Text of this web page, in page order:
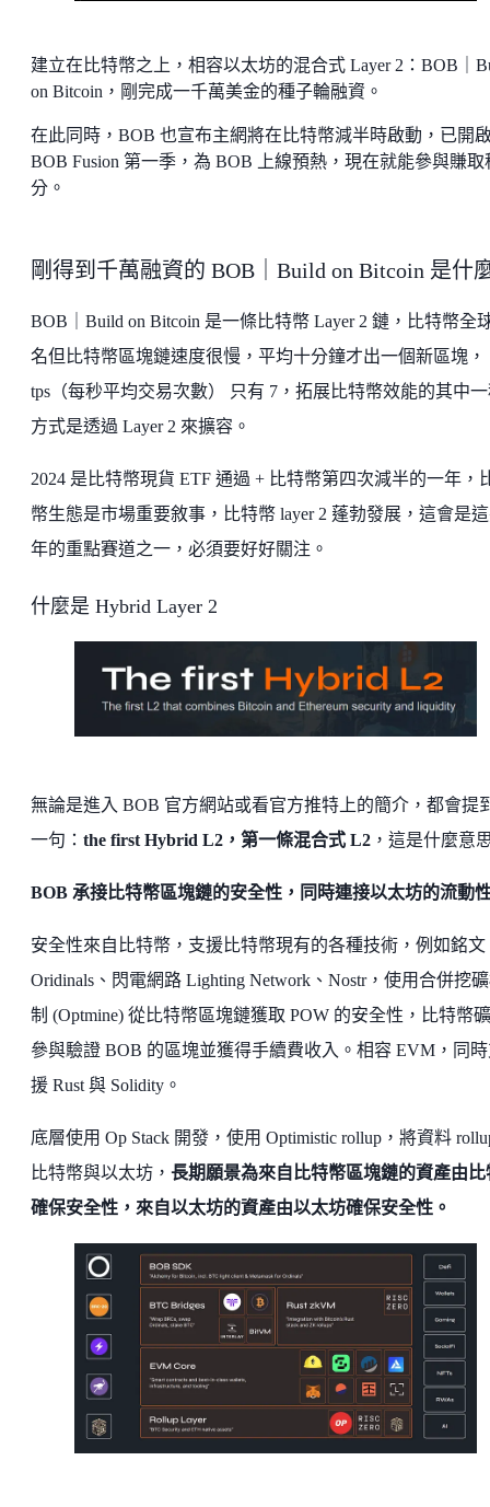
建立在比特幣之上，相容以太坊的混合式 Layer 2：BOB｜
on Bitcoin，剛完成一千萬美金的種子輪融資。
在此同時，BOB 也宣布主網將在比特幣減半時啟動，已開
BOB Fusion 第一季，為 BOB 上線預熱，現在就能參與賺取
分。
剛得到千萬融資的 BOB｜Build on Bitcoin 是什
BOB｜Build on Bitcoin 是一條比特幣 Layer 2 鏈，比特幣全
名但比特幣區塊鏈速度很慢，平均十分鐘才出一個新區塊，
tps（每秒平均交易次數） 只有 7，拓展比特幣效能的其中
方式是透過 Layer 2 來擴容。
2024 是比特幣現貨 ETF 通過 + 比特幣第四次減半的一年，
幣生態是市場重要敘事，比特幣 layer 2 蓬勃發展，這會是
年的重點賽道之一，必須要好好關注。
什麼是 Hybrid Layer 2
無論是進入 BOB 官方網站或看官方推特上的簡介，都會提
一句： the first Hybrid L2，第一條混合式 L2 ，這是什麼意
BOB 承接比特幣區塊鏈的安全性，同時連接以太坊的流動
安全性來自比特幣，支援比特幣現有的各種技術，例如銘文
Oridinals、閃電網路 Lighting Network、Nostr，使用合併挖
制 (Optmine) 從比特幣區塊鏈獲取 POW 的安全性，比特幣
參與驗證 BOB 的區塊並獲得手續費收入。相容 EVM，同
援 Rust 與 Solidity。
底層使用 Op Stack 開發，使用 Optimistic rollup，將資料
比特幣與以太坊， 長期願景為來自比特幣區塊鏈的資產由比
確保安全性，來自以太坊的資產由以太坊確保安全性。